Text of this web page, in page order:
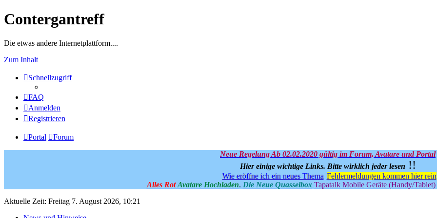
Contergantreff
Die etwas andere Internetplattform....
Zum Inhalt
Schnellzugriff
FAQ
Anmelden
Registrieren
Portal Forum
Neue Regelung Ab 02.02.2020 gültig im Forum, Avatare und Portal
Hier einige wichtige Links. Bitte wirklich jeder lesen !!
Wie eröffne ich ein neues Thema Fehlermeldungen kommen hier rein
Alles Rot Avatare Hochladen. Die Neue Quasselbox Tapatalk Mobile Geräte (Handy/Tablet)
Aktuelle Zeit: Freitag 7. August 2026, 10:21